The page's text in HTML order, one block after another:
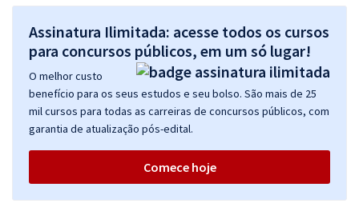
Assinatura Ilimitada: acesse todos os cursos
para concursos públicos, em um só lugar!
O melhor custo
benefício para os seus estudos e seu bolso. São mais de 25
mil cursos para todas as carreiras de concursos públicos, com
garantia de atualização pós-edital.
Comece hoje